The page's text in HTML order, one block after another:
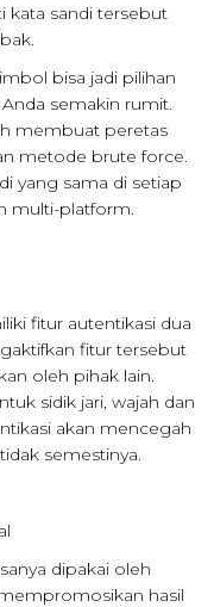
kata sandi tersebut
bisa jadi pilihan
semakin rumit.
membuat peretas
metode brute force.
yang sama di setiap
multi-platform.
fitur autentikasi dua
fitur tersebut
oleh pihak lain.
sidik jari, wajah dan
akan mencegah
semestinya.
dipakai oleh
hasil